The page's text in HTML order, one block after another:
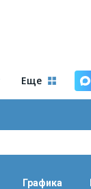
Еще
Графика